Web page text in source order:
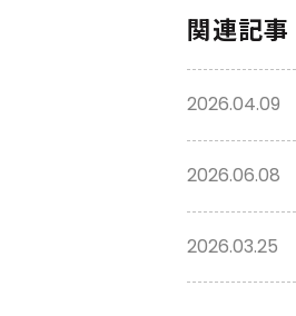
関連記事
2026.04.09
2026.06.08
2026.03.25